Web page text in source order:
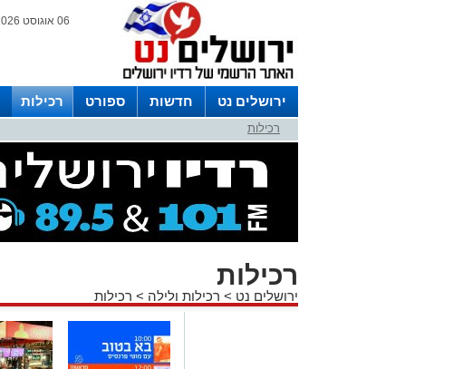
06 אוגוסט 2026 / 12:46
ירושלים נט חדשות ספורט רכילות
לפרסום ברדיו צרו קשר
רכילות
רכילות
ירושלים נט > רכילות ולילה > רכילות